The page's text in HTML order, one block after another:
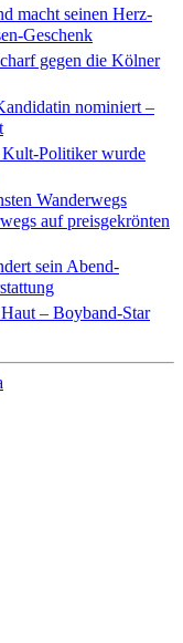
macht seinen Herz-
Geschenk
gegen die Kölner
nominiert –
Kult-Politiker wurde
Wanderwegs
auf preisgekrönten
sein Abend-
– Boyband-Star